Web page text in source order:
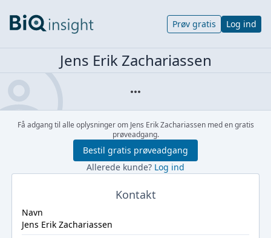
Prøv gratis Log ind
Jens Erik Zachariassen
Få adgang til alle oplysninger om Jens Erik Zachariassen med en gratis
prøveadgang.
Bestil gratis prøveadgang
Allerede kunde? Log ind
Kontakt
Navn
Jens Erik Zachariassen